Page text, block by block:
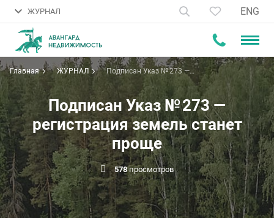
ЖУРНАЛ ENG
Главная ЖУРНАЛ
Подписан Указ № 273 —
регистрация земель станет
проще
Подписан Указ № 273 —
регистрация земель станет
проще
578просмотров